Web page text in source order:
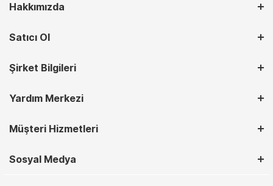
Hakkımızda
Satıcı Ol
Şirket Bilgileri
Yardım Merkezi
Müşteri Hizmetleri
Sosyal Medya